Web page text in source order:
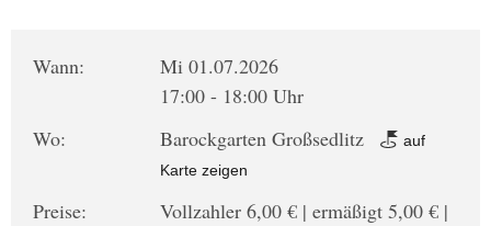
Wann:
Mi 01.07.2026
17:00 - 18:00 Uhr
Wo:
Barockgarten Großsedlitz
auf
Karte zeigen
Preise:
Vollzahler 6,00 € | ermäßigt 5,00 € |